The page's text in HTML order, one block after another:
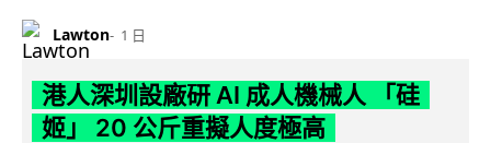
Lawton 1 日
港人深圳設廠研 AI 成人機械人 「硅
姬」 20 公斤重擬人度極高